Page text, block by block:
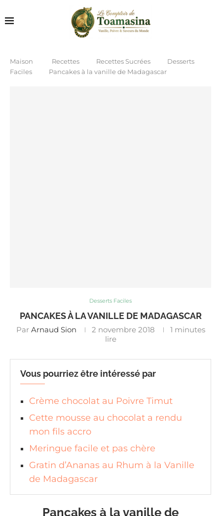
Maison Recettes Recettes Sucrées
Desserts
Faciles
Pancakes à la vanille de Madagascar
Desserts Faciles
PANCAKES À LA VANILLE DE MADAGASCAR
Par Arnaud Sion 2 novembre 2018
1 minutes
lire
Vous pourriez être intéressé par
Crème chocolat au Poivre Timut
Cette mousse au chocolat a rendu
mon fils accro
Meringue facile et pas chère
Gratin d’Ananas au Rhum à la Vanille
de Madagascar
Pancakes à la vanille de